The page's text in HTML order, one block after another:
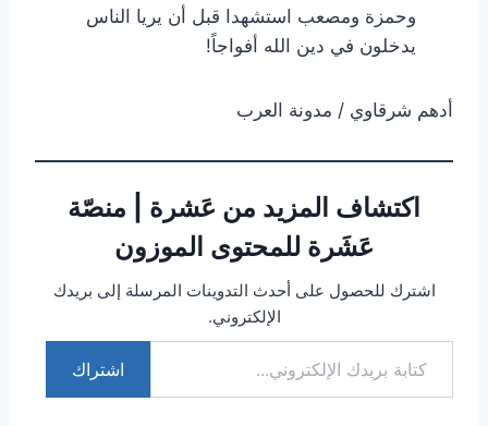
وحمزة ومصعب استشهدا قبل أن يريا الناس
يدخلون في دين الله أفواجاً!
أدهم شرقاوي / مدونة العرب
اكتشاف المزيد من عَشرة | منصّة
عَشَرة للمحتوى الموزون
اشترك للحصول على أحدث التدوينات المرسلة إلى بريدك
الإلكتروني.
كتابة بريدك الإلكتروني...
اشتراك